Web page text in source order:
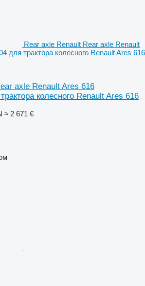
Rear axle Renault Rear axle Renault
для трактора колесного Renault Ares 616
axle Renault Ares 616
колесного Renault Ares 616
≈ 2 671 €